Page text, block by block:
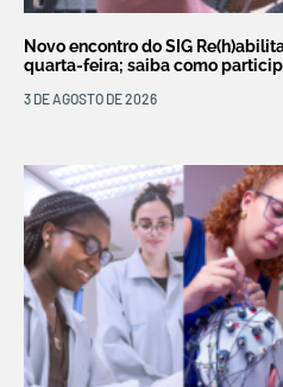
Novo encontro do SIG
quarta-feira; saiba como
3 DE AGOSTO DE 2026